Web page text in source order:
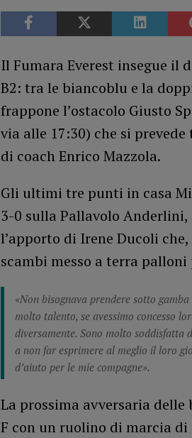
Il Fumara Everest insegue il
B2: tra le biancoblu e la
frappone l’ostacolo Giusto
via alle 17:30) che si
di coach Enrico Mazzola.
Gli ultimi tre punti in casa
3-0 sulla Pallavolo
l’apporto di Irene Ducoli
scambi messo a terra palloni
«Non bisognava prendere sotto
molto talento, se avessimo concesso
diversamente. Sono molto soddisfatta
a non far esprimere al meglio il loro
d’aiuto per le mie compagne».
La prossima avversaria
F con un ruolino di marcia